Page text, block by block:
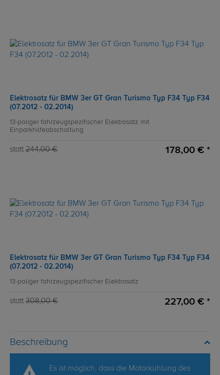
Elektrosatz für BMW 3er GT Gran Turismo Typ F34 Typ F34
(07.2012 - 02.2014)
13-poliger fahrzeugspezifischer Elektrosatz mit
Einparkhilfeabschaltung
statt 244,00 € 178,00 € *
Elektrosatz für BMW 3er GT Gran Turismo Typ F34 Typ F34
(07.2012 - 02.2014)
13-poliger fahrzeugspezifischer Elektrosatz
statt 308,00 € 227,00 € *
Beschreibung
Es ist möglich, dass die Motorkühlung des